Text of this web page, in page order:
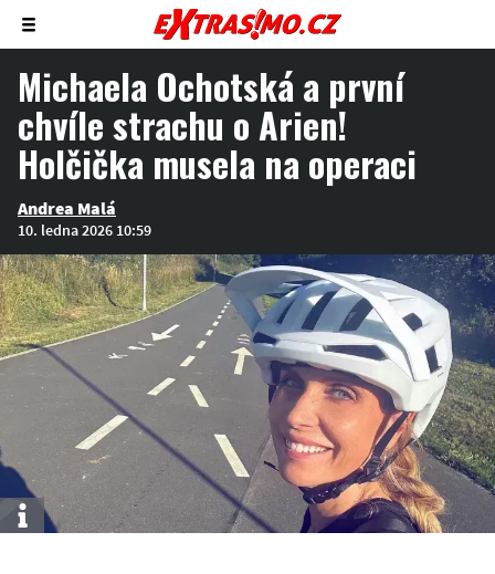
Zobrazit/skrýt
menu
Michaela Ochotská a první
chvíle strachu o Arien!
Holčička musela na operaci
Andrea Malá
10. ledna 2026 10:59
Info